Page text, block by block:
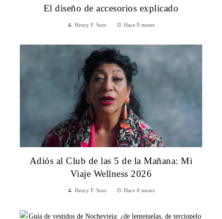
El diseño de accesorios explicado
Henry F. Soto Hace 8 meses
Adiós al Club de las 5 de la Mañana: Mi
Viaje Wellness 2026
Henry F. Soto Hace 8 meses